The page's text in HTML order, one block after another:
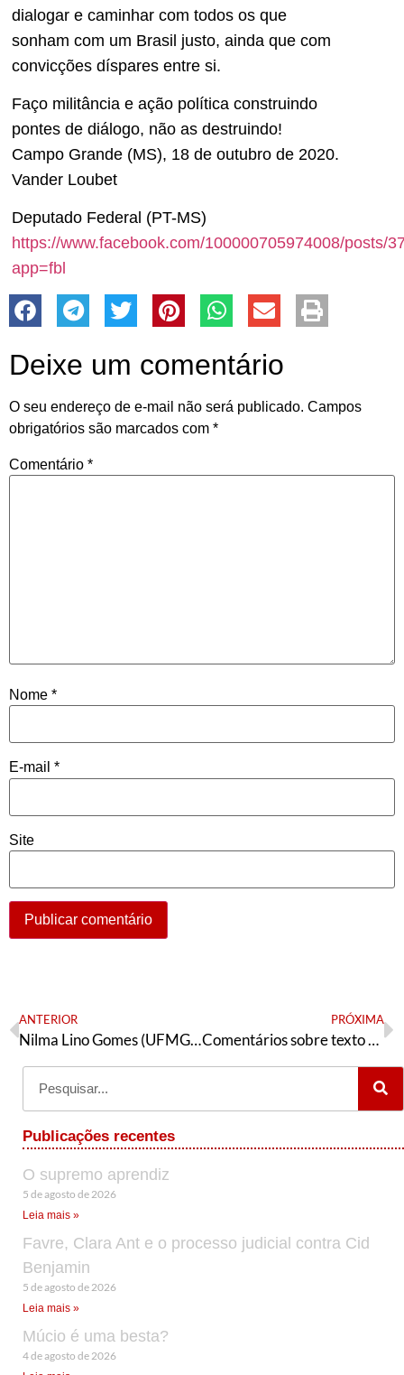
dialogar e caminhar com todos os que
sonham com um Brasil justo, ainda que com
convicções díspares entre si.
Faço militância e ação política construindo
pontes de diálogo, não as destruindo!
Campo Grande (MS), 18 de outubro de 2020.
Vander Loubet
Deputado Federal (PT-MS)
https://www.facebook.com/100000705974008/posts/
app=fbl
Deixe um comentário
O seu endereço de e-mail não será publicado. Campos
obrigatórios são marcados com *
Comentário *
Nome *
E-mail *
Site
ANTERIOR
Nilma Lino Gomes (UFMG), ex-ministra da Igualdade Racial, declara seu voto nas eleições do ANDES
PRÓXIMA
Comentários sobre texto recente do Rudá Ricci
Publicações recentes
O supremo aprendiz
5 de agosto de 2026
Leia mais »
Favre, Clara Ant e o processo judicial contra Cid
Benjamin
5 de agosto de 2026
Leia mais »
Múcio é uma besta?
4 de agosto de 2026